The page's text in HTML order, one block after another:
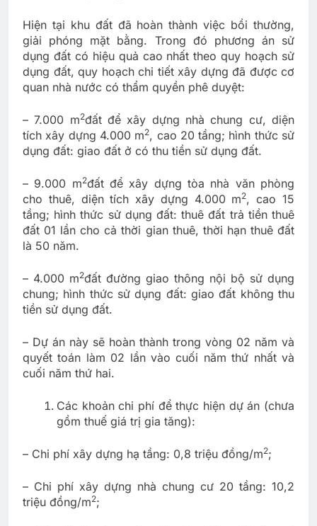
Hiện tại khu đất đã hoàn thành việc bồi thường,
giải phóng mặt bằng. Trong đó phương án sử
dụng đất có hiệu quả cao nhất theo quy hoạch sử
dụng đất, quy hoạch chi tiết xây dựng đã được cơ
quan nhà nước có thẩm quyền phê duyệt:
– 7.000 m2đất để xây dựng nhà chung cư, diện
tích xây dựng 4.000 m2, cao 20 tầng; hình thức sử
dụng đất: giao đất ở có thu tiền sử dụng đất.
– 9.000 m2đất để xây dựng tòa nhà văn phòng
cho thuê, diện tích xây dựng 4.000 m2, cao 15
tầng; hình thức sử dụng đất: thuê đất trả tiền thuê
đất 01 lần cho cả thời gian thuê, thời hạn thuê đất
là 50 năm.
– 4.000 m2đất đường giao thông nội bộ sử dụng
chung; hình thức sử dụng đất: giao đất không thu
tiền sử dụng đất.
– Dự án này sẽ hoàn thành trong vòng 02 năm và
quyết toán làm 02 lần vào cuối năm thứ nhất và
cuối năm thứ hai.
Các khoản chi phí để thực hiện dự án (chưa
gồm thuế giá trị gia tăng):
– Chi phí xây dựng hạ tầng: 0,8 triệu đồng/m2;
– Chi phí xây dựng nhà chung cư 20 tầng: 10,2
triệu đồng/m2;